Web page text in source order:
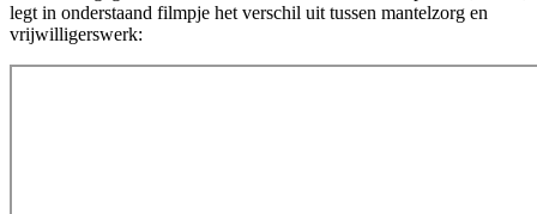
legt in onderstaand filmpje het verschil uit tussen mantelzorg en
vrijwilligerswerk: